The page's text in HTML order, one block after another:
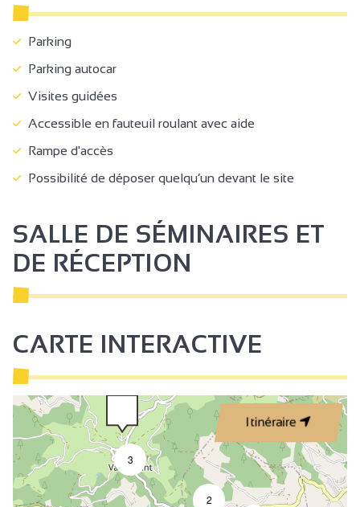
Parking
Parking autocar
Visites guidées
Accessible en fauteuil roulant avec aide
Rampe d'accès
Possibilité de déposer quelqu’un devant le site
SALLE DE SÉMINAIRES ET
DE RÉCEPTION
CARTE INTERACTIVE
Itinéraire
3
2